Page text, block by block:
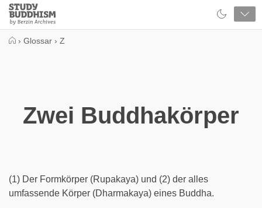
Close
Study
Buddhism
› Glossar › Z
Zwei Buddhakörper
(1) Der Formkörper (Rupakaya) und (2) der alles
umfassende Körper (Dharmakaya) eines Buddha.